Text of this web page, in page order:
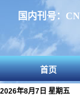
国内刊号：
首页
2026年8月7日 星期五